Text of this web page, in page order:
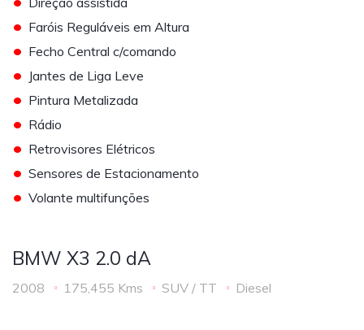
• Faróis Reguláveis em Altura
• Fecho Central c/comando
• Jantes de Liga Leve
• Pintura Metalizada
• Rádio
• Retrovisores Elétricos
• Sensores de Estacionamento
• Volante multifunções
BMW X3 2.0 dA
2008 175,455 Kms SUV / TT Diesel